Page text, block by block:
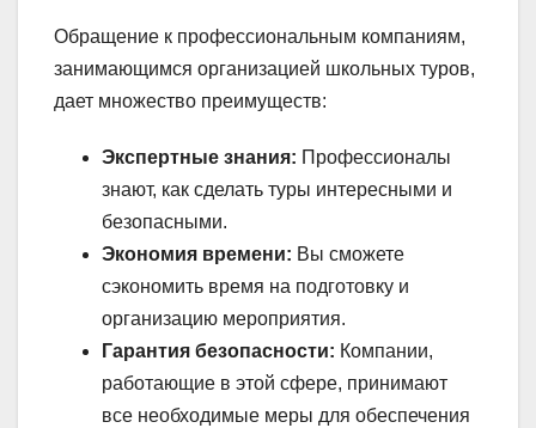
Обращение к профессиональным компаниям,
занимающимся организацией школьных туров,
дает множество преимуществ:
Экспертные знания: Профессионалы
знают, как сделать туры интересными и
безопасными.
Экономия времени: Вы сможете
сэкономить время на подготовку и
организацию мероприятия.
Гарантия безопасности: Компании,
работающие в этой сфере, принимают
все необходимые меры для обеспечения